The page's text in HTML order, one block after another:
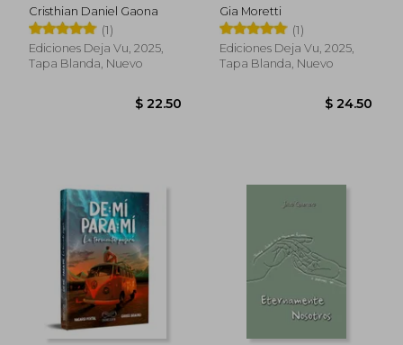
Cristhian Daniel Gaona
(1)
Ediciones Deja Vu, 2025,
Tapa Blanda, Nuevo
está contigo y que te
acercarán más a Él
Gia Moretti
(1)
Ediciones Deja Vu, 2025,
Tapa Blanda, Nuevo